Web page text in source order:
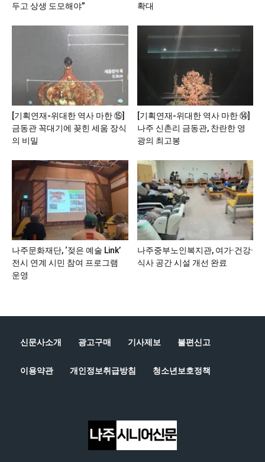
두고 상생 도모해야”
확대
[기획연재-위대한 역사 마한 ⑮]
금동관 꼭대기에 꽂힌 세움 장식
의 비밀
[기획연재-위대한 역사 마한 ⑭]
나주 신촌리 금동관, 찬란한 영
광의 최고봉
나주문화재단, ‘젖은 예술 Link’
전시 연계 시민 참여 프로그램
운영
나주중부노인복지관, 여가·건강·
식사 공간 시설 개선 완료
신문사소개 광고구매 기사제보 불편신고
이용약관 개인정보취급방침 청소년보호정책